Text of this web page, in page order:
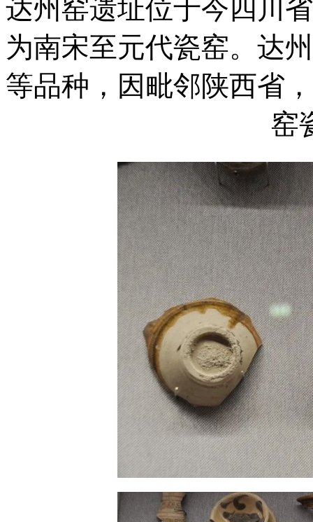
达州窑遗址位于今四川
为南宋至元代瓷窑。达
等品种，因毗邻陕西省
窑